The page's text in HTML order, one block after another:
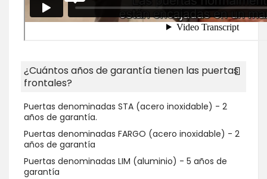
¿Cuántos años de garantía tienen las puertas
frontales?
Puertas denominadas STA (acero inoxidable) - 2
años de garantía.
Puertas denominadas FARGO (acero inoxidable) - 2
años de garantía
Puertas denominadas LIM (aluminio) - 5 años de
garantía